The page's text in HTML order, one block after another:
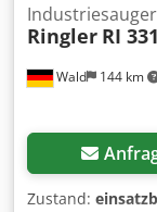
Wald 144 km
Ringler RI
Zustand: